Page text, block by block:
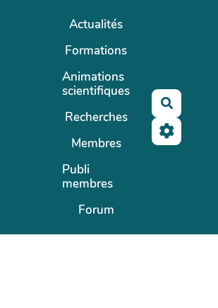
Actualités
Formations
Animations
scientifiques
Recherches
Membres
Publi
membres
Forum